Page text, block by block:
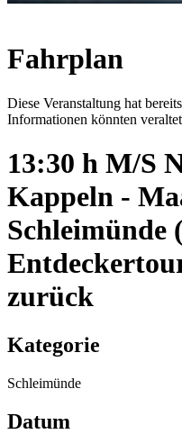
Fahrplan
Diese Veranstaltung hat
Informationen könnten
13:30 h M/S
Kappeln -
Schleimünde
zurück
Kategorie
Schleimünde
Datum